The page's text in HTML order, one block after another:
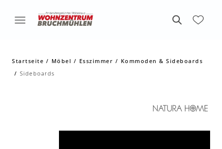
Startseite Möbel Esszimmer
Kommoden & Sideboards
Sideboards